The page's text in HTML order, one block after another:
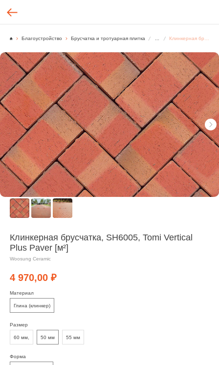
Благоустройство Брусчатка и тротуарная плитка
Клинкерная брусчатка, SH6005, Tomi Vertical
Plus Paver [м²]
Woosung Ceramic
4 970,00 ₽
Материал
Глина (клинкер)
Размер
60 мм, 50 мм 55 мм
Форма